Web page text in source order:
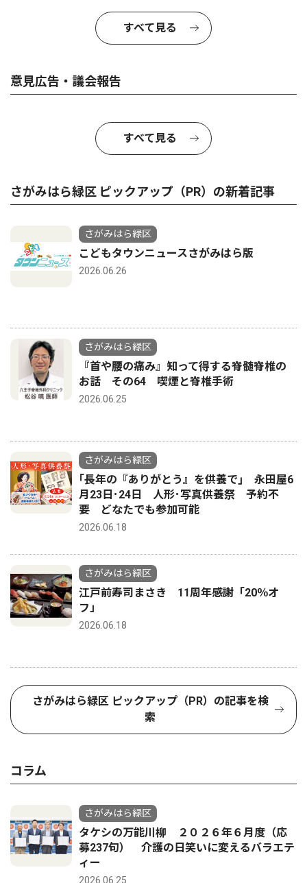
すべて見る
意見広告・議会報告
すべて見る
さがみはら緑区 ピックアップ（PR）の新着記事
さがみはら緑区
こどもタウンニュースさがみはら版
2026.06.26
さがみはら緑区
『首や腰の痛み』知って得する脊髄脊椎の
お話 その64 喫煙と脊椎手術
2026.06.25
さがみはら緑区
｢長年の『ありがとう』を供養で｣ 永田屋6
月23日･24日 人形･写真供養祭 予約不
要 どなたでも参加可能
2026.06.18
さがみはら緑区
江戸前寿司まさき 11周年感謝「20％オ
フ」
2026.06.18
さがみはら緑区 ピックアップ（PR）の記事を検
索
コラム
さがみはら緑区
タケシの万能川柳 ２０２６年６月度（応
募237句） 介護の日笑いに変えるバラエテ
ィー
2026.06.25